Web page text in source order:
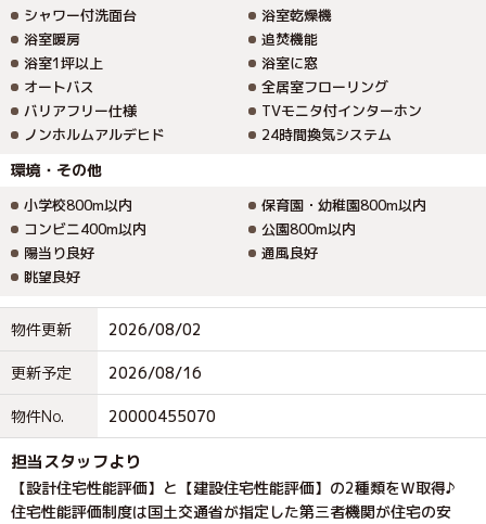
シャワー付洗面台
浴室乾燥機
浴室暖房
追焚機能
浴室1坪以上
浴室に窓
オートバス
全居室フローリング
バリアフリー仕様
TVモニタ付インターホン
ノンホルムアルデヒド
24時間換気システム
環境・その他
小学校800m以内
保育園・幼稚園800m以内
コンビニ400m以内
公園800m以内
陽当り良好
通風良好
眺望良好
物件更新 2026/08/02
更新予定 2026/08/16
物件No. 20000455070
担当スタッフより
【設計住宅性能評価】と【建設住宅性能評価】の2種類をＷ取得♪
住宅性能評価制度は国土交通省が指定した第三者機関が住宅の安